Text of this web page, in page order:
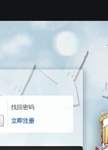
找回密码
立即注册